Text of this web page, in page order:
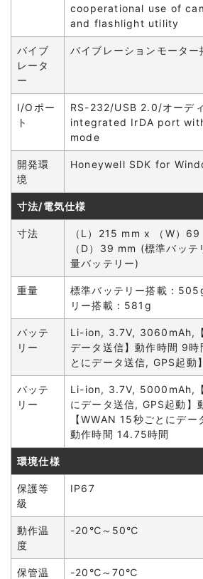
cooperational use of
and flashlight utility
バイブ
レータ
ー
バイブレーションモーター
I/Oポー
ト
RS-232/USB 2.0/オーデ
integrated IrDA port
mode
開発環
境
Honeywell SDK for
寸法/電気仕様
寸法
（L）215 mm x （W）
（D）39 mm (標準バッ
量バッテリー)
重量
標準バッテリー搭載：
リー搭載：581g
バッテ
リー
Li-ion, 3.7V, 3060mAh,
データ送信】動作時間 9
とにデータ送信, GPS起動
バッテ
リー
Li-ion, 3.7V, 5000mAh,
にデータ送信, GPS起動】
【WWAN 15秒ごとにデー
動作時間 14.75時間
環境仕様
保護等
級
IP67
動作温
度
-20℃～50℃
保管温
-20℃～70℃